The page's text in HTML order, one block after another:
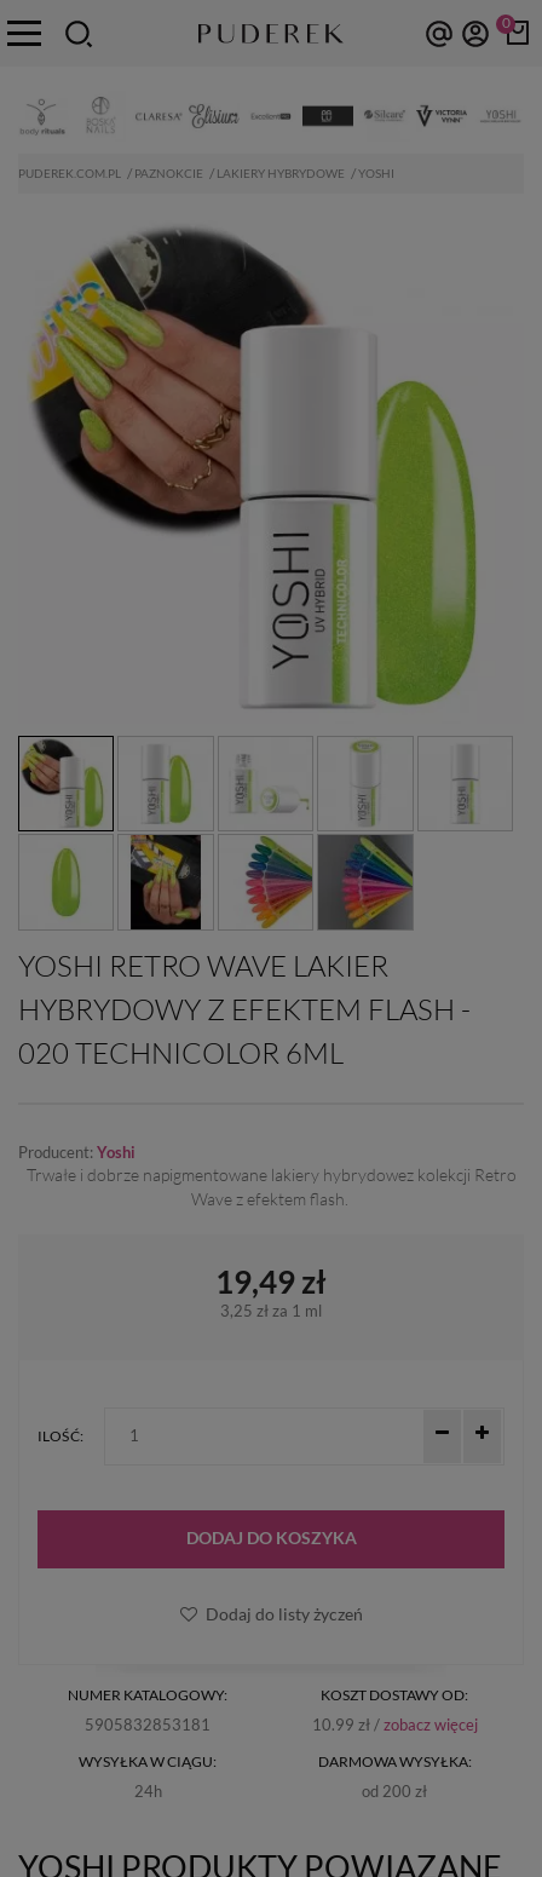
0
PUDEREK.COM.PL PAZNOKCIE LAKIERY HYBRYDOWE YOSHI
YOSHI RETRO WAVE LAKIER
HYBRYDOWY Z EFEKTEM FLASH -
020 TECHNICOLOR 6ML
Producent: Yoshi
Trwałe i dobrze napigmentowane lakiery hybrydowez kolekcji Retro
Wave z efektem flash.
NUMER KATALOGOWY:
5905832853181
WYSYŁKA W CIĄGU:
24h
KOSZT DOSTAWY OD:
10.99 zł /zobacz więcej
DARMOWA WYSYŁKA:
od 200 zł
19,49 zł
3,25 zł za 1 ml
ILOŚĆ:
DODAJ DO KOSZYKA
Dodaj do listy życzeń
YOSHI PRODUKTY POWIĄZANE